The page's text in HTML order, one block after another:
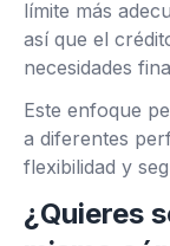
límite más
así que el
necesidades
Este enfoque
a diferentes
flexibilidad y
¿Quieres